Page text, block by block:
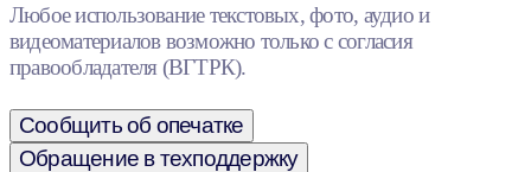
Любое использование текстовых, фото, аудио и
видеоматериалов возможно только с согласия
правообладателя (ВГТРК).
Сообщить об опечатке
Обращение в техподдержку